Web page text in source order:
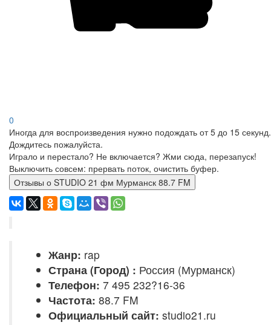
0
Иногда для воспроизведения нужно подождать от 5 до 15 секунд.
Дождитесь пожалуйста.
Играло и перестало? Не включается? Жми сюда, перезапуск!
Выключить совсем: прервать поток, очистить буфер.
Отзывы о STUDIO 21 фм Мурманск 88.7 FM
Жанр: rap
Страна (Город) : Россия (Мурманск)
Телефон: 7 495 232?16-36
Частота: 88.7 FM
Официальный сайт: studio21.ru